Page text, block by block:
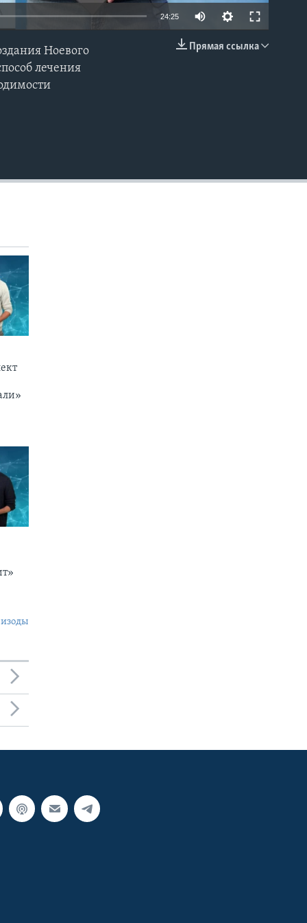
24:25
Прямая ссылка
Ноевого
лечения